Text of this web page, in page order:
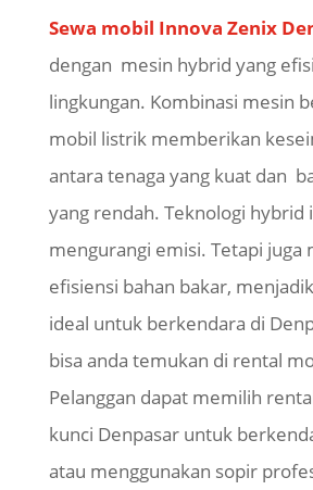
Sewa mobil Innova Zenix
dengan mesin hybrid yang
lingkungan. Kombinasi mesin
mobil listrik memberikan
antara tenaga yang kuat dan
yang rendah. Teknologi hybrid
mengurangi emisi. Tetapi juga
efisiensi bahan bakar,
ideal untuk berkendara di
bisa anda temukan di rental
Pelanggan dapat memilih
kunci Denpasaruntuk
atau menggunakan sopir